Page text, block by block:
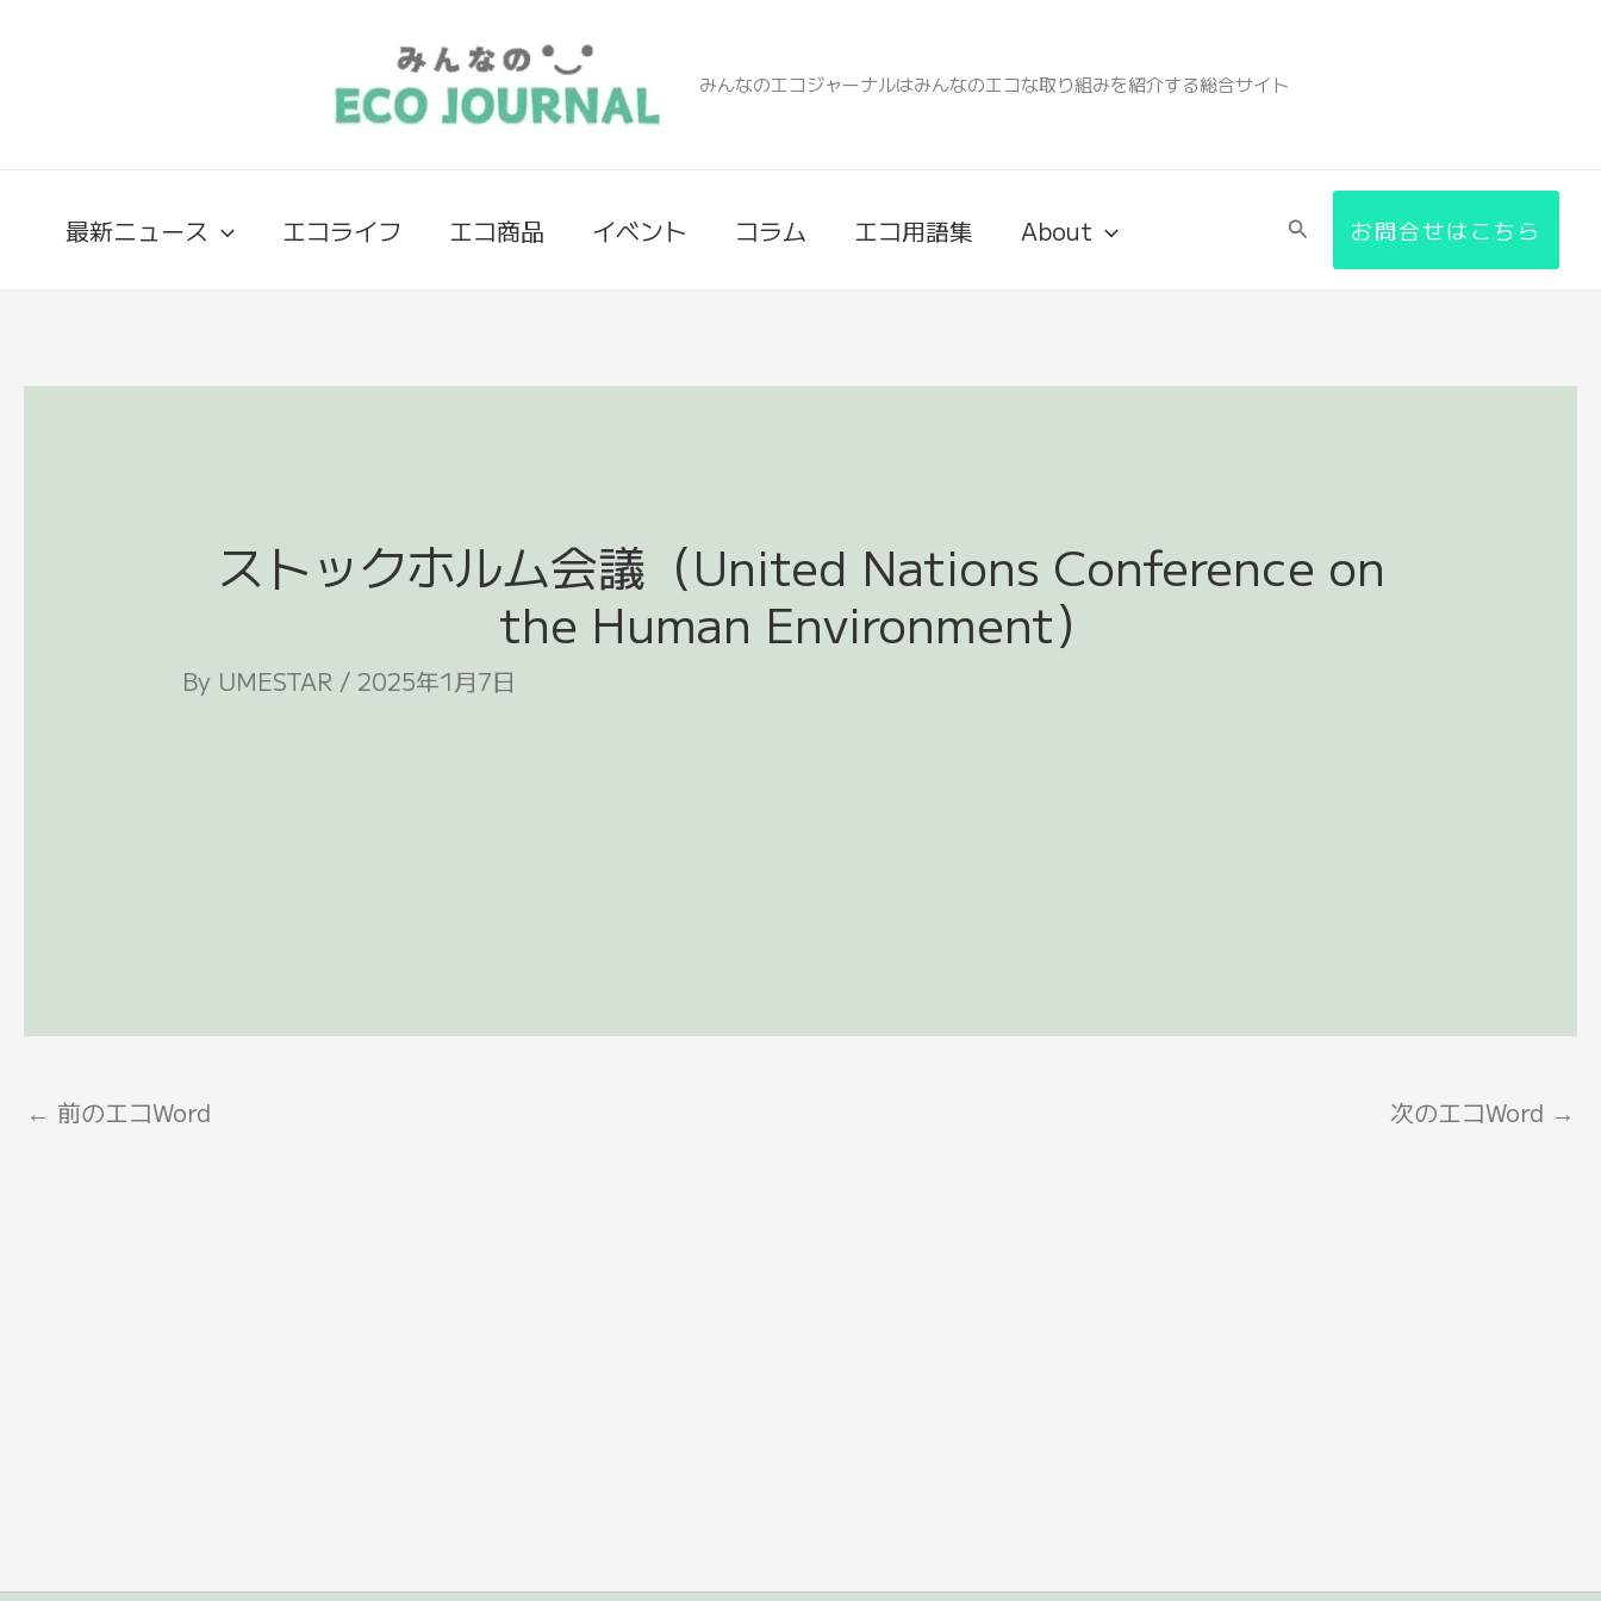
みんなのエコジャーナルはみんなのエコな取り組みを紹介する総合サイト
最新ニュース エコライフ エコ商品 イベント コラム エコ用語集 About
検
お問合せはこちら
ストックホルム会議（United Nations Conference on
the Human Environment）
By UMESTAR / 2025年1月7日
← 前のエコWord 次のエコWord →